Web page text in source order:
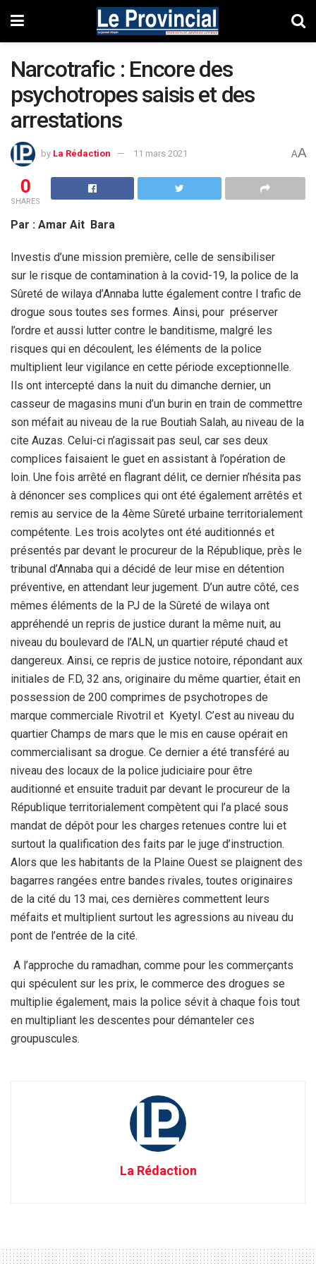
Narcotrafic : Encore des
psychotropes saisis et des
arrestations
by La Rédaction 11 mars 2021 AA
0
SHARES
Par : Amar Ait Bara
Investis d’une mission première, celle de sensibiliser
sur le risque de contamination à la covid-19, la police de la
Sûreté de wilaya d’Annaba lutte également contre l trafic de
drogue sous toutes ses formes. Ainsi, pour préserver
l’ordre et aussi lutter contre le banditisme, malgré les
risques qui en découlent, les éléments de la police
multiplient leur vigilance en cette période exceptionnelle.
Ils ont intercepté dans la nuit du dimanche dernier, un
casseur de magasins muni d’un burin en train de commettre
son méfait au niveau de la rue Boutiah Salah, au niveau de la
cite Auzas. Celui-ci n’agissait pas seul, car ses deux
complices faisaient le guet en assistant à l’opération de
loin. Une fois arrêté en flagrant délit, ce dernier n’hésita pas
à dénoncer ses complices qui ont été également arrêtés et
remis au service de la 4ème Sûreté urbaine territorialement
compétente. Les trois acolytes ont été auditionnés et
présentés par devant le procureur de la République, près le
tribunal d’Annaba qui a décidé de leur mise en détention
préventive, en attendant leur jugement. D’un autre côté, ces
mêmes éléments de la PJ de la Sûreté de wilaya ont
appréhendé un repris de justice durant la même nuit, au
niveau du boulevard de l’ALN, un quartier réputé chaud et
dangereux. Ainsi, ce repris de justice notoire, répondant aux
initiales de F.D, 32 ans, originaire du même quartier, était en
possession de 200 comprimes de psychotropes de
marque commerciale Rivotril et Kyetyl. C’est au niveau du
quartier Champs de mars que le mis en cause opérait en
commercialisant sa drogue. Ce dernier a été transféré au
niveau des locaux de la police judiciaire pour être
auditionné et ensuite traduit par devant le procureur de la
République territorialement compètent qui l’a placé sous
mandat de dépôt pour les charges retenues contre lui et
surtout la qualification des faits par le juge d’instruction.
Alors que les habitants de la Plaine Ouest se plaignent des
bagarres rangées entre bandes rivales, toutes originaires
de la cité du 13 mai, ces dernières commettent leurs
méfaits et multiplient surtout les agressions au niveau du
pont de l’entrée de la cité.
A l’approche du ramadhan, comme pour les commerçants
qui spéculent sur les prix, le commerce des drogues se
multiplie également, mais la police sévit à chaque fois tout
en multipliant les descentes pour démanteler ces
groupuscules.
La Rédaction